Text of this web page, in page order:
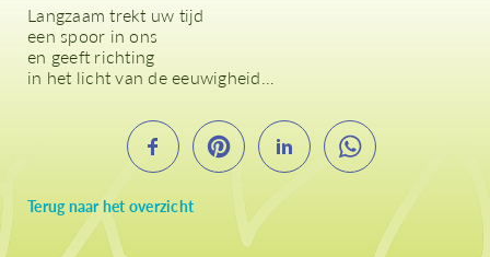
Terug naar het overzicht
Langzaam trekt uw tijd
een spoor in ons
en geeft richting
in het licht van de eeuwigheid…